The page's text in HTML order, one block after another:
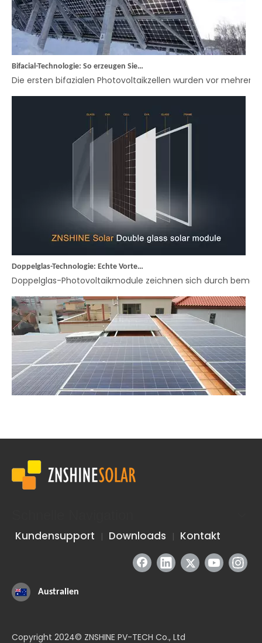
Die ersten bifazialen Photovoltaikzellen wurden vor
Doppelglas-Photovoltaikmodule zeichnen sich durch
Haushaltsdach in China Region: Guangdong, China Kapazität:
Kundensupport | Downloads | Kontakt
Australien
Copyright 2024© ZNSHINE PV-TECH Co., Ltd